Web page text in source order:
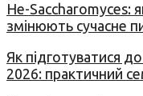
Не-Saccharomyces:
змінюють сучасне
Як підготуватися
2026: практичний